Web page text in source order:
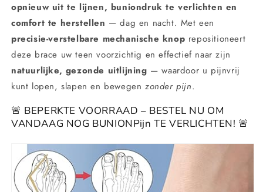
opnieuw uit te lijnen, buniondruk te verlichten en
comfort te herstellen — dag en nacht. Met een
precisie-verstelbare mechanische knop repositioneert
deze brace uw teen voorzichtig en effectief naar zijn
natuurlijke, gezonde uitlijning — waardoor u pijnvrij
kunt lopen, slapen en bewegenzonder pijn.
🚨 BEPERKTE VOORRAAD – BESTEL NU OM
VANDAAG NOG BUNIONPijn TE VERLICHTEN! 🚨